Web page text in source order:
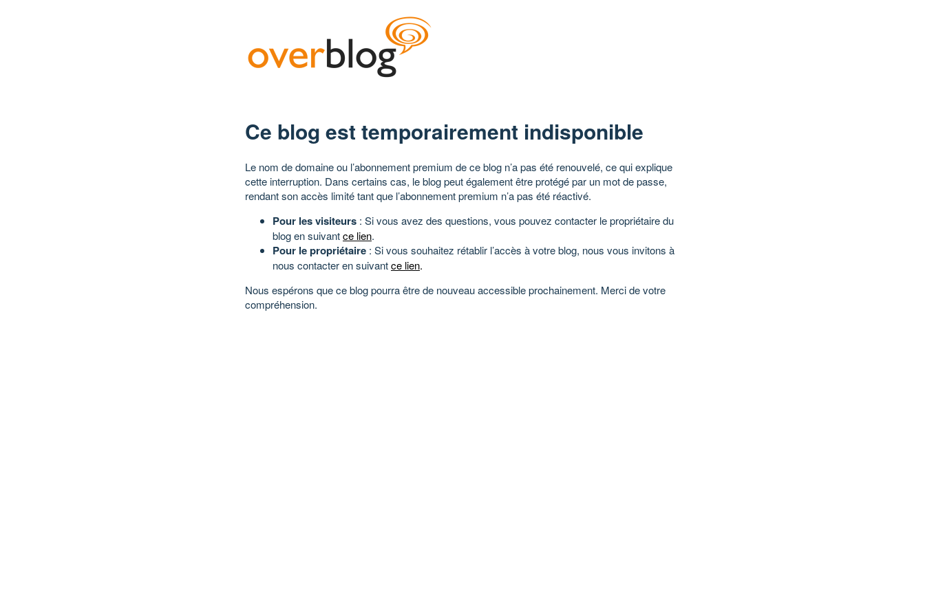
Ce blog est temporairement indisponible
Le nom de domaine ou l’abonnement premium de ce blog n’a pas été renouvelé, ce qui explique
cette interruption. Dans certains cas, le blog peut également être protégé par un mot de passe,
rendant son accès limité tant que l’abonnement premium n’a pas été réactivé.
Pour les visiteurs : Si vous avez des questions, vous pouvez contacter le propriétaire du
blog en suivantce lien.
Pour le propriétaire : Si vous souhaitez rétablir l’accès à votre blog, nous vous invitons à
nous contacter en suivantce lien.
Nous espérons que ce blog pourra être de nouveau accessible prochainement. Merci de votre
compréhension.